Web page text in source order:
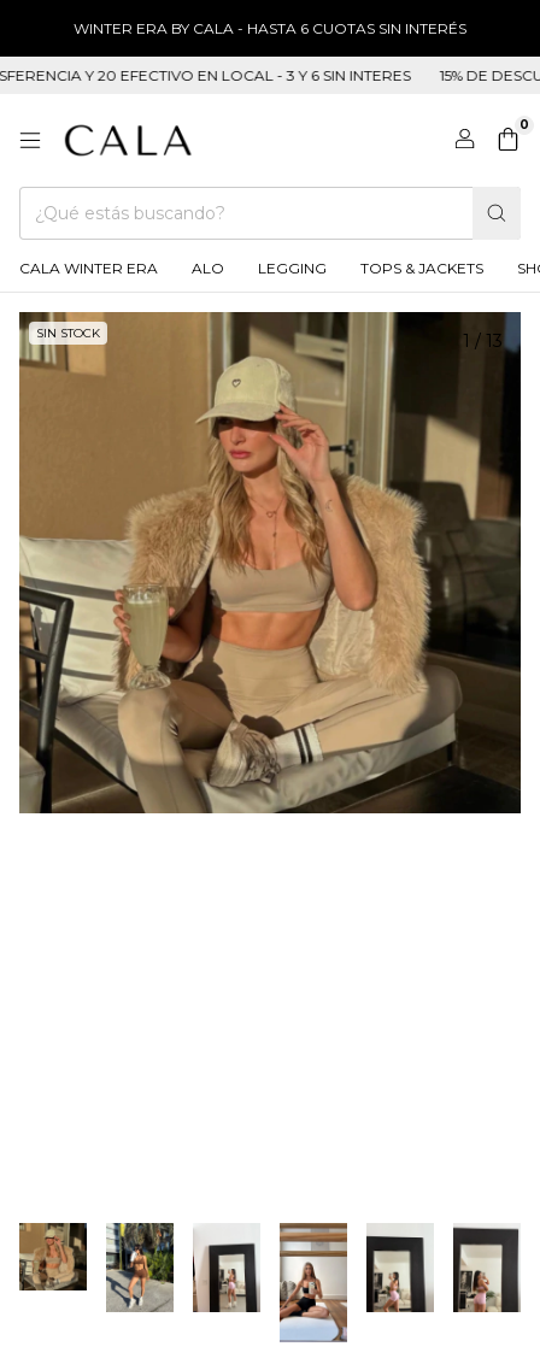
WINTER ERA BY CALA - HASTA 6 CUOTAS SIN INTERÉS
Y 20 EFECTIVO EN LOCAL - 3 Y 6 SIN INTERES 15% DE
0
CALA WINTER ERA ALO LEGGING TOPS & JACKETS
SIN STOCK 1 / 13